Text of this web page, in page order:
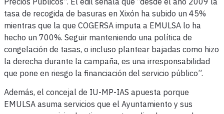
tasa de recogida de basuras en Xixón ha subido un 45%
mientras que la que COGERSA imputa a EMULSA lo ha
hecho un 700%. Seguir manteniendo una política de
congelación de tasas, o incluso plantear bajadas como hizo
la derecha durante la campaña, es una irresponsabilidad
que pone en riesgo la financiación del servicio público”.
Además, el concejal de IU-MP-IAS apuesta porque
EMULSA asuma servicios que el Ayuntamiento y sus